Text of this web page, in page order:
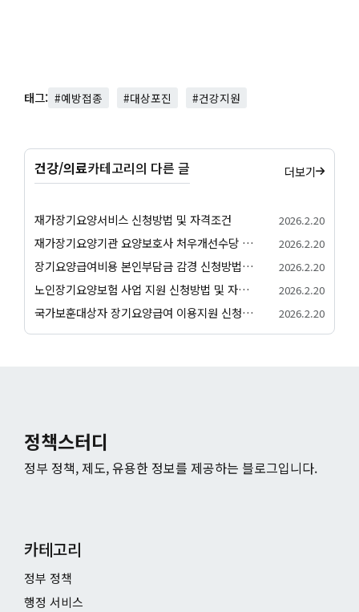
태그: #예방접종 #대상포진 #건강지원
건강/의료카테고리의 다른 글 더보기
재가장기요양서비스 신청방법 및 자격조건 2026.2.20
재가장기요양기관 요양보호사 처우개선수당 지급 신청방법 및 자격조건 2026.2.20
장기요양급여비용 본인부담금 감경 신청방법 및 자격조건 2026.2.20
노인장기요양보험 사업 지원 신청방법 및 자격조건 2026.2.20
국가보훈대상자 장기요양급여 이용지원 신청방법 및 자격조건 2026.2.20
정책스터디
정부 정책, 제도, 유용한 정보를 제공하는 블로그입니다.
카테고리
정부 정책
행정 서비스